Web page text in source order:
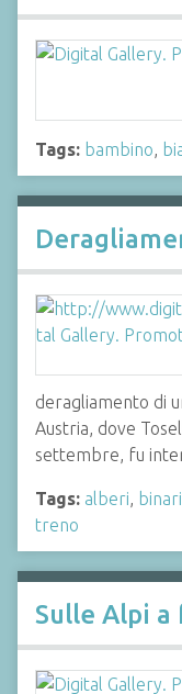
Tags: bambino,
deragliamento di
Austria, dove
settembre, fu
Tags: alberi, binari
treno
Sulle Alpi